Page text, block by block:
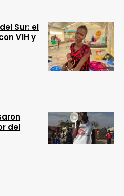
Sur: el
VIH y
del